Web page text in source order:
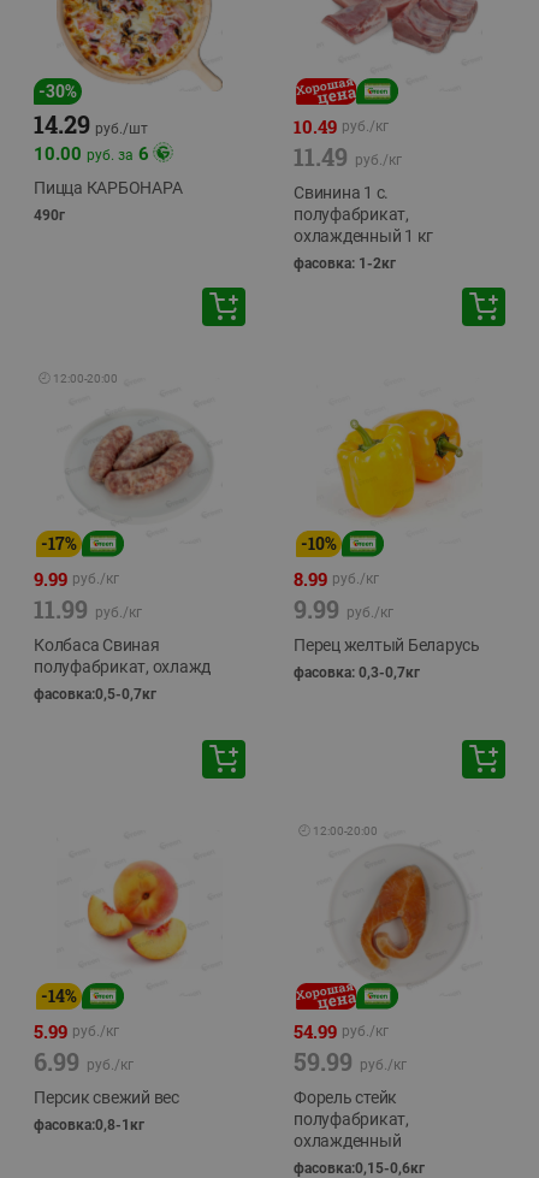
-30%
14.29 руб./шт
10.00 руб. за 6
Пицца КАРБОНАРА
490г
10.49 руб./кг
11.49 руб./кг
Свинина 1 с.
полуфабрикат,
охлажденный 1 кг
фасовка: 1-2кг
🕘 12:00-20:00
-17%
9.99 руб./кг
11.99 руб./кг
Колбаса Свиная
полуфабрикат, охлажд
фасовка:0,5-0,7кг
-10%
8.99 руб./кг
9.99 руб./кг
Перец желтый Беларусь
фасовка: 0,3-0,7кг
-14%
5.99 руб./кг
6.99 руб./кг
Персик свежий вес
фасовка:0,8-1кг
🕘 12:00-20:00
54.99 руб./кг
59.99 руб./кг
Форель стейк
полуфабрикат,
охлажденный
фасовка:0,15-0,6кг